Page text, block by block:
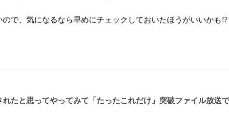
で、気になるなら早めにチェックしておいたほうがいいかも!?
れたと思ってやってみて「たったこれだけ」突破ファイル放送